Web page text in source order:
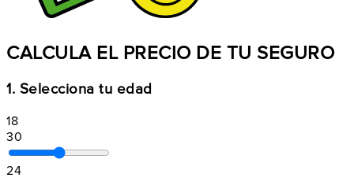
CALCULA EL PRECIO DE TU SEGURO
1. Selecciona tu edad
18
30
24